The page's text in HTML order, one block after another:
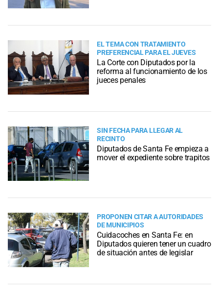
EL TEMA CON TRATAMIENTO
PREFERENCIAL PARA EL JUEVES
La Corte con Diputados por la
reforma al funcionamiento de los
jueces penales
SIN FECHA PARA LLEGAR AL
RECINTO
Diputados de Santa Fe empieza a
mover el expediente sobre trapitos
PROPONEN CITAR A AUTORIDADES
DE MUNICIPIOS
Cuidacoches en Santa Fe: en
Diputados quieren tener un cuadro
de situación antes de legislar